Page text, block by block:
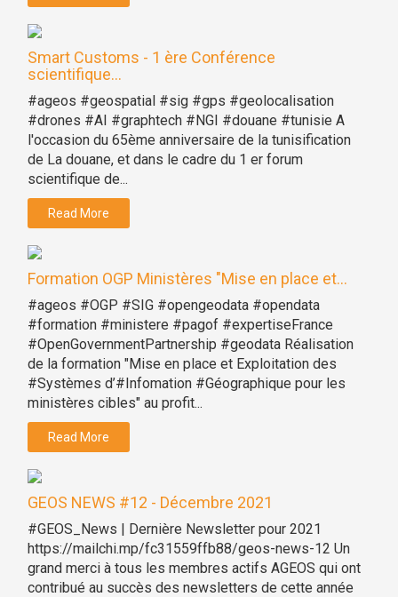
Smart Customs - 1 ère Conférence
scientifique...
#ageos #geospatial #sig #gps #geolocalisation
#drones #AI #graphtech #NGI #douane #tunisie A
l'occasion du 65ème anniversaire de la tunisification
de La douane, et dans le cadre du 1 er forum
scientifique de...
Read More
Formation OGP Ministères "Mise en place et...
#ageos #OGP #SIG #opengeodata #opendata
#formation #ministere #pagof #expertiseFrance
#OpenGovernmentPartnership #geodata Réalisation
de la formation "Mise en place et Exploitation des
#Systèmes d’#Infomation #Géographique pour les
ministères cibles" au profit...
Read More
GEOS NEWS #12 - Décembre 2021
#GEOS_News | Dernière Newsletter pour 2021
https://mailchi.mp/fc31559ffb88/geos-news-12 Un
grand merci à tous les membres actifs AGEOS qui ont
contribué au succès des newsletters de cette année